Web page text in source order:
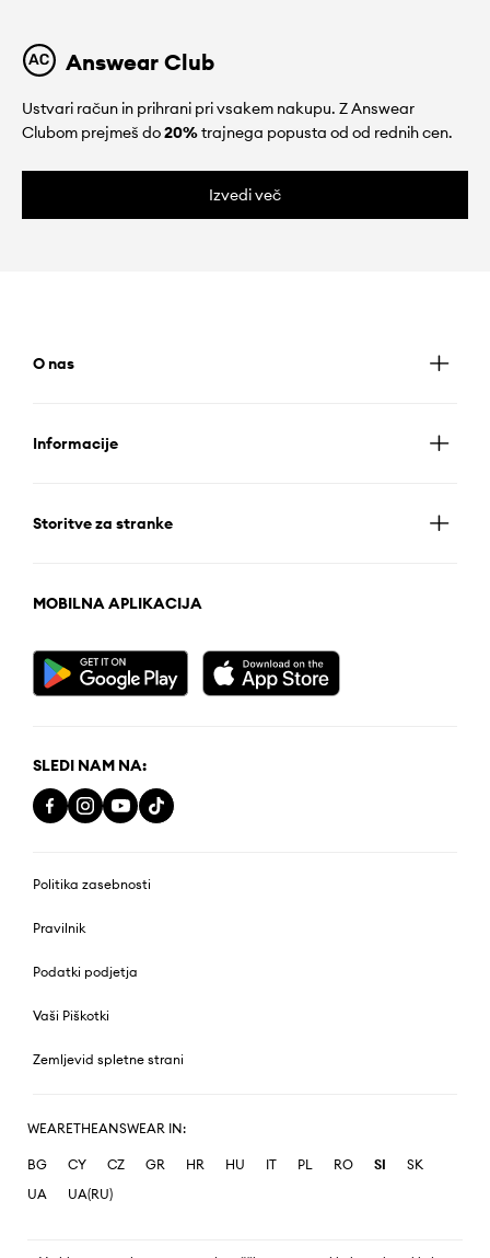
Answear Club
Ustvari račun in prihrani pri vsakem nakupu. Z Answear
Clubom prejmeš do20%trajnega popusta od od rednih cen.
Izvedi več
O nas
Informacije
Storitve za stranke
MOBILNA APLIKACIJA
SLEDI NAM NA:
Politika zasebnosti
Pravilnik
Podatki podjetja
Vaši Piškotki
Zemljevid spletne strani
WEARETHEANSWEAR IN:
BG CY CZ GR HR HU IT PL RO SI
SK
UA
UA(RU)